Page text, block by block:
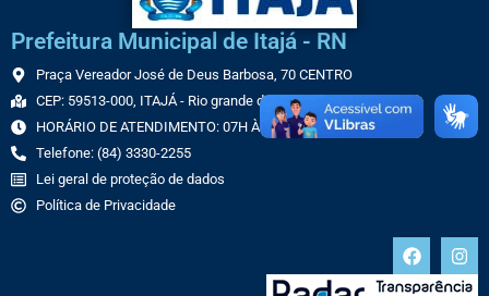
Prefeitura Municipal de Itajá - RN
Praça Vereador José de Deus Barbosa, 70 CENTRO
CEP: 59513-000, ITAJÁ - Rio grande do Norte
HORÁRIO DE ATENDIMENTO: 07H ÀS 13H
Telefone: (84) 3330-2255
Lei geral de proteção de dados
Política de Privacidade